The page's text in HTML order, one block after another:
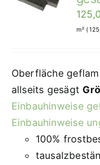
m² (
Oberfläche
allseits gesägt
Einbauhinweise
Einbauhinweise
100%